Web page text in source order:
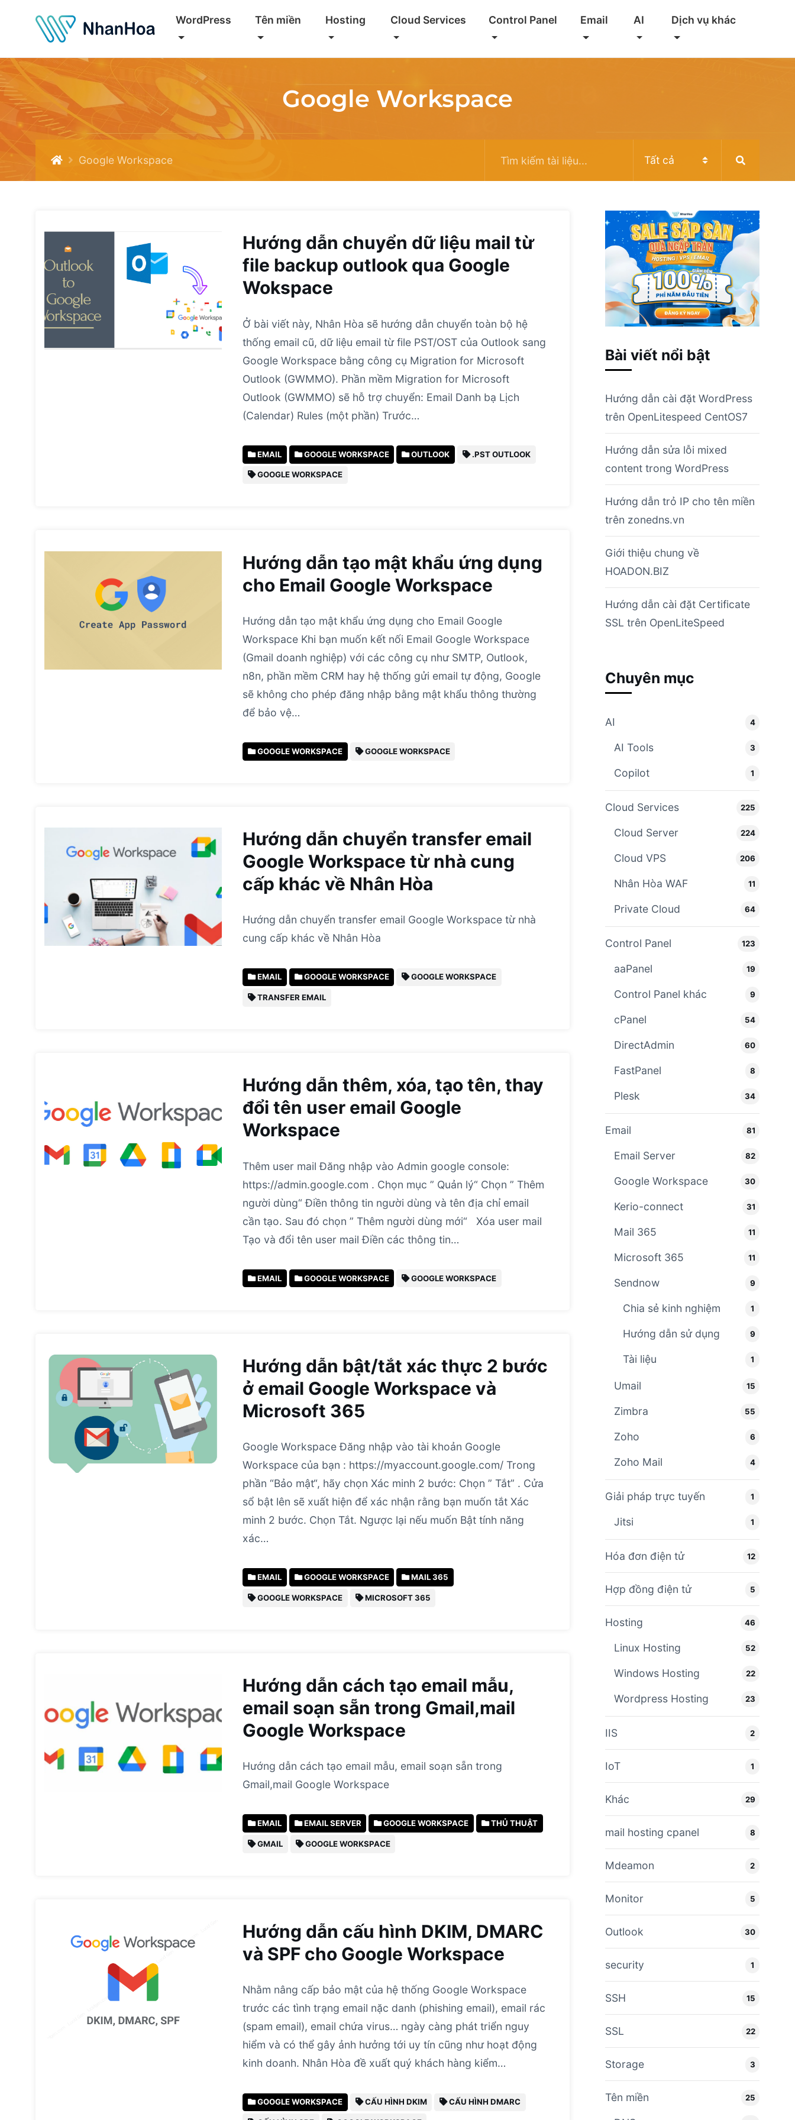
WordPress Tên miền Hosting Cloud Services Control Panel Email AI Dịch vụ khác
Google Workspace
Google Workspace
Hướng dẫn chuyển dữ liệu mail từ
file backup outlook qua Google
Wokspace
Ở bài viết này, Nhân Hòa sẽ hướng dẫn chuyển toàn bộ hệ
thống email cũ, dữ liệu email từ file PST/OST của Outlook sang
Google Workspace bằng công cụ Migration for Microsoft
Outlook (GWMMO). Phần mềm Migration for Microsoft
Outlook (GWMMO) sẽ hỗ trợ chuyển: Email Danh bạ Lịch
(Calendar) Rules (một phần) Trước…
EMAIL GOOGLE WORKSPACE OUTLOOK .PST OUTLOOK
GOOGLE WORKSPACE
Hướng dẫn tạo mật khẩu ứng dụng
cho Email Google Workspace
Hướng dẫn tạo mật khẩu ứng dụng cho Email Google
Workspace Khi bạn muốn kết nối Email Google Workspace
(Gmail doanh nghiệp) với các công cụ như SMTP, Outlook,
n8n, phần mềm CRM hay hệ thống gửi email tự động, Google
sẽ không cho phép đăng nhập bằng mật khẩu thông thường
để bảo vệ…
GOOGLE WORKSPACE GOOGLE WORKSPACE
Hướng dẫn chuyển transfer email
Google Workspace từ nhà cung
cấp khác về Nhân Hòa
Hướng dẫn chuyển transfer email Google Workspace từ nhà
cung cấp khác về Nhân Hòa
EMAIL GOOGLE WORKSPACE GOOGLE WORKSPACE
TRANSFER EMAIL
Hướng dẫn thêm, xóa, tạo tên, thay
đổi tên user email Google
Workspace
Thêm user mail Đăng nhập vào Admin google console:
https://admin.google.com . Chọn mục ” Quản lý“ Chọn ” Thêm
người dùng“ Điền thông tin người dùng và tên địa chỉ email
cần tạo. Sau đó chọn ” Thêm người dùng mới“ Xóa user mail
Tạo và đổi tên user mail Điền các thông tin…
EMAIL GOOGLE WORKSPACE GOOGLE WORKSPACE
Hướng dẫn bật/tắt xác thực 2 bước
ở email Google Workspace và
Microsoft 365
Google Workspace Đăng nhập vào tài khoản Google
Workspace của bạn : https://myaccount.google.com/ Trong
phần “Bảo mật“, hãy chọn Xác minh 2 bước: Chọn ” Tắt” . Cửa
sổ bật lên sẽ xuất hiện để xác nhận rằng bạn muốn tắt Xác
minh 2 bước. Chọn Tắt. Ngược lại nếu muốn Bật tính năng
xác…
EMAIL GOOGLE WORKSPACE MAIL 365
GOOGLE WORKSPACE MICROSOFT 365
Hướng dẫn cách tạo email mẫu,
email soạn sẵn trong Gmail,mail
Google Workspace
Hướng dẫn cách tạo email mẫu, email soạn sẵn trong
Gmail,mail Google Workspace
EMAIL EMAIL SERVER GOOGLE WORKSPACE THỦ THUẬT
GMAIL GOOGLE WORKSPACE
Hướng dẫn cấu hình DKIM, DMARC
và SPF cho Google Workspace
Nhằm nâng cấp bảo mật của hệ thống Google Workspace
trước các tình trạng email nặc danh (phishing email), email rác
(spam email), email chứa virus… ngày càng phát triển nguy
hiểm và có thể gây ảnh hưởng tới uy tín cũng như hoạt động
kinh doanh. Nhân Hòa đề xuất quý khách hàng kiểm…
GOOGLE WORKSPACE CẤU HÌNH DKIM CẤU HÌNH DMARC
Bài viết nổi bật
Hướng dẫn cài đặt WordPress
trên OpenLitespeed CentOS7
Hướng dẫn sửa lỗi mixed
content trong WordPress
Hướng dẫn trỏ IP cho tên miền
trên zonedns.vn
Giới thiệu chung về
HOADON.BIZ
Hướng dẫn cài đặt Certificate
SSL trên OpenLiteSpeed
Chuyên mục
AI 4
AI Tools 3
Copilot 1
Cloud Services 225
Cloud Server 224
Cloud VPS 206
Nhân Hòa WAF 11
Private Cloud 64
Control Panel 123
aaPanel 19
Control Panel khác 9
cPanel 54
DirectAdmin 60
FastPanel 8
Plesk 34
Email 81
Email Server 82
Google Workspace 30
Kerio-connect 31
Mail 365 11
Microsoft 365 11
Sendnow 9
Chia sẻ kinh nghiệm 1
Hướng dẫn sử dụng 9
Tài liệu 1
Umail 15
Zimbra 55
Zoho 6
Zoho Mail 4
Giải pháp trực tuyến 1
Jitsi 1
Hóa đơn điện tử 12
Hợp đồng điện tử 5
Hosting 46
Linux Hosting 52
Windows Hosting 22
Wordpress Hosting 23
IIS 2
IoT 1
Khác 29
mail hosting cpanel 8
Mdeamon 2
Monitor 5
Outlook 30
security 1
SSH 15
SSL 22
Storage 3
Tên miền 25